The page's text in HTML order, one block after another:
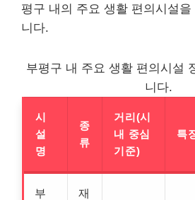
평구 내의 주요 생활 편의시설
니다.
부평구 내 주요 생활 편의시설
니다.
시
설
명
종
류
거리(시
내 중심
기준)
특
부
재